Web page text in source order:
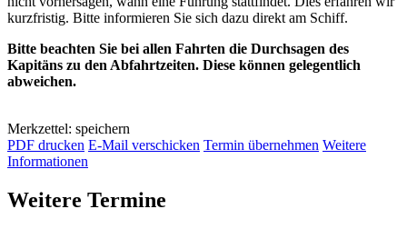
kurzfristig. Bitte informieren Sie sich dazu direkt am Schiff.
Bitte beachten Sie bei allen Fahrten die Durchsagen des
Kapitäns zu den Abfahrtzeiten. Diese können gelegentlich
abweichen.
Merkzettel: speichern
PDF drucken E-Mail verschicken Termin übernehmen Weitere
Informationen
Weitere Termine